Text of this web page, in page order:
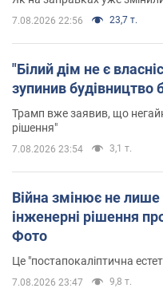
7.08.2026 22:56 23,7 т.
"Білий дім не є
зупинив будівництво
Трамп вже заявив, що
рішення"
7.08.2026 23:54 3,1 т.
Війна змінює не
інженерні рішення
Фото
Це "постапокаліптична
7.08.2026 23:47 9,8 т.